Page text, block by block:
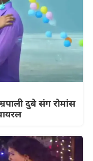
दुबे संग रोमांस